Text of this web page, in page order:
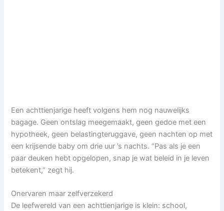
Een achttienjarige heeft volgens hem nog nauwelijks
bagage. Geen ontslag meegemaakt, geen gedoe met een
hypotheek, geen belastingteruggave, geen nachten op met
een krijsende baby om drie uur ’s nachts. “Pas als je een
paar deuken hebt opgelopen, snap je wat beleid in je leven
betekent,” zegt hij.
Onervaren maar zelfverzekerd
De leefwereld van een achttienjarige is klein: school,